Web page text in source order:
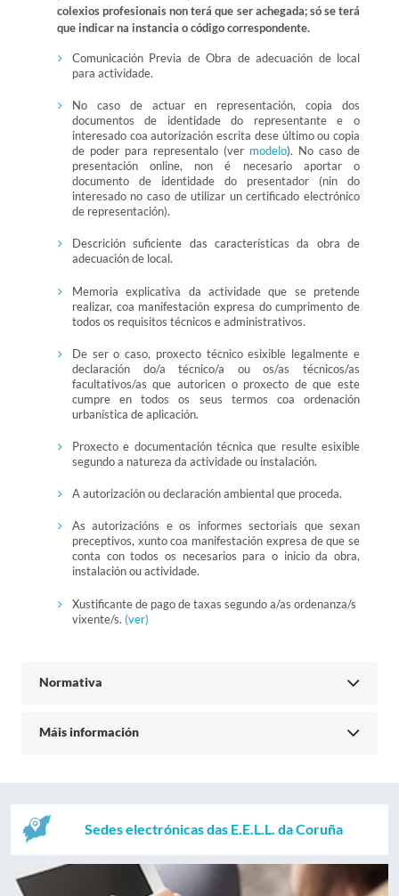
colexios profesionais non terá que ser achegada; só se terá
que indicar na instancia o código correspondente.
Comunicación Previa de Obra de adecuación de local
para actividade.
No caso de actuar en representación, copia dos
documentos de identidade do representante e o
interesado coa autorización escrita dese último ou copia
de poder para representalo (ver modelo). No caso de
presentación online, non é necesario aportar o
documento de identidade do presentador (nin do
interesado no caso de utilizar un certificado electrónico
de representación).
Descrición suficiente das características da obra de
adecuación de local.
Memoria explicativa da actividade que se pretende
realizar, coa manifestación expresa do cumprimento de
todos os requisitos técnicos e administrativos.
De ser o caso, proxecto técnico esixible legalmente e
declaración do/a técnico/a ou os/as técnicos/as
facultativos/as que autoricen o proxecto de que este
cumpre en todos os seus termos coa ordenación
urbanística de aplicación.
Proxecto e documentación técnica que resulte esixible
segundo a natureza da actividade ou instalación.
A autorización ou declaración ambiental que proceda.
As autorizacións e os informes sectoriais que sexan
preceptivos, xunto coa manifestación expresa de que se
conta con todos os necesarios para o inicio da obra,
instalación ou actividade.
Xustificante de pago de taxas segundo a/as ordenanza/s
vixente/s. (ver)
Normativa
Máis información
Sedes electrónicas das E.E.L.L. da Coruña